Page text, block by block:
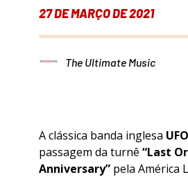
27 DE MARÇO DE 2021
The Ultimate Music
A clássica banda inglesa UFO
passagem da turnê “Last
Anniversary” pela América